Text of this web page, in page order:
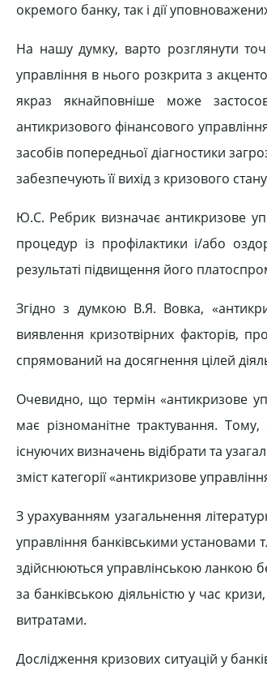
окремого банку, так і дії
На нашу думку, варто розглянути
управління в нього розкрита з
якраз якнайповніше може
антикризового фінансового
засобів попередньої діагностики
забезпечують її вихід з кризового
Ю.С. Ребрик визначає антикризове
процедур із профілактики і/або
результаті підвищення його
Згідно з думкою В.Я. Вовка,
виявлення кризотвірних факторів,
спрямований на досягнення цілей
Очевидно, що термін «антикризове
має різноманітне трактування.
існуючих визначень відібрати та
зміст категорії «антикризове
З урахуванням узагальнення
управління банківськими установами
здійснюються управлінською ланкою
за банківською діяльністю у час
витратами.
Дослідження кризових ситуацій у